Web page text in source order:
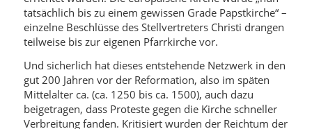
tatsächlich bis zu einem gewissen Grade Papstkirche“ –
einzelne Beschlüsse des Stellvertreters Christi drangen
teilweise bis zur eigenen Pfarrkirche vor.
Und sicherlich hat dieses entstehende Netzwerk in den
gut 200 Jahren vor der Reformation, also im späten
Mittelalter ca. (ca. 1250 bis ca. 1500), auch dazu
beigetragen, dass Proteste gegen die Kirche schneller
Verbreitung fanden. Kritisiert wurden der Reichtum der